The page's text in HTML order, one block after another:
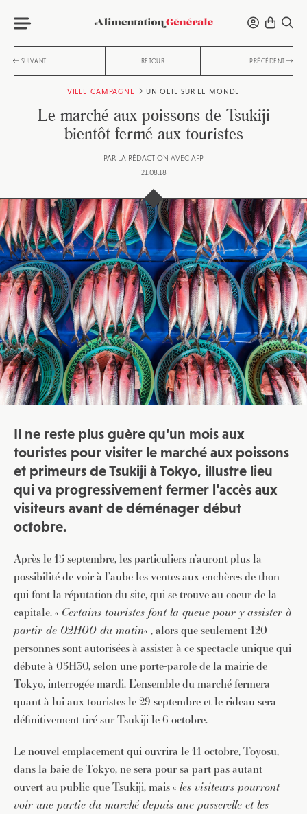
SUIVANT RETOUR PRÉCÉDENT
VILLE CAMPAGNE UN OEIL SUR LE MONDE
Le marché aux poissons de Tsukiji
bientôt fermé aux touristes
PAR LA RÉDACTION AVEC AFP
21.08.18
Il ne reste plus guère qu’un mois aux
touristes pour visiter le marché aux poissons
et primeurs de Tsukiji à Tokyo, illustre lieu
qui va progressivement fermer l’accès aux
visiteurs avant de déménager début
octobre.
Après le 15 septembre, les particuliers n’auront plus la
possibilité de voir à l’aube les ventes aux enchères de thon
qui font la réputation du site, qui se trouve au coeur de la
capitale. « Certains touristes font la queue pour y assister à
partir de 02H00 du matin« , alors que seulement 120
personnes sont autorisées à assister à ce spectacle unique qui
débute à 05H30, selon une porte-parole de la mairie de
Tokyo, interrogée mardi. L’ensemble du marché fermera
quant à lui aux touristes le 29 septembre et le rideau sera
définitivement tiré sur Tsukiji le 6 octobre.
Le nouvel emplacement qui ouvrira le 11 octobre, Toyosu,
dans la baie de Tokyo, ne sera pour sa part pas autant
ouvert au public que Tsukiji, mais « les visiteurs pourront
voir une partie du marché depuis une passerelle et les